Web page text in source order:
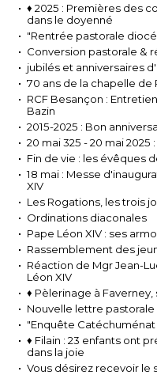
♦ 2025 : Premières des
dans le doyenné
"Rentrée pastorale
Conversion pastorale &
jubilés et anniversaires
70 ans de la chapelle de
RCF Besançon :
Bazin
2015-2025 : Bon
20 mai 325 - 20 mai
Fin de vie : les évêques
18 mai : Messe
XIV
Les Rogations, les trois
Ordinations diaconales
Pape Léon XIV : ses
Rassemblement des
Réaction de Mgr Jean-
Léon XIV
♦ Pèlerinage à Faverney,
Nouvelle lettre pastorale
"Enquête Catéchuménat
♦ Filain : 23 enfants ont
dans la joie
Vous désirez recevoir le